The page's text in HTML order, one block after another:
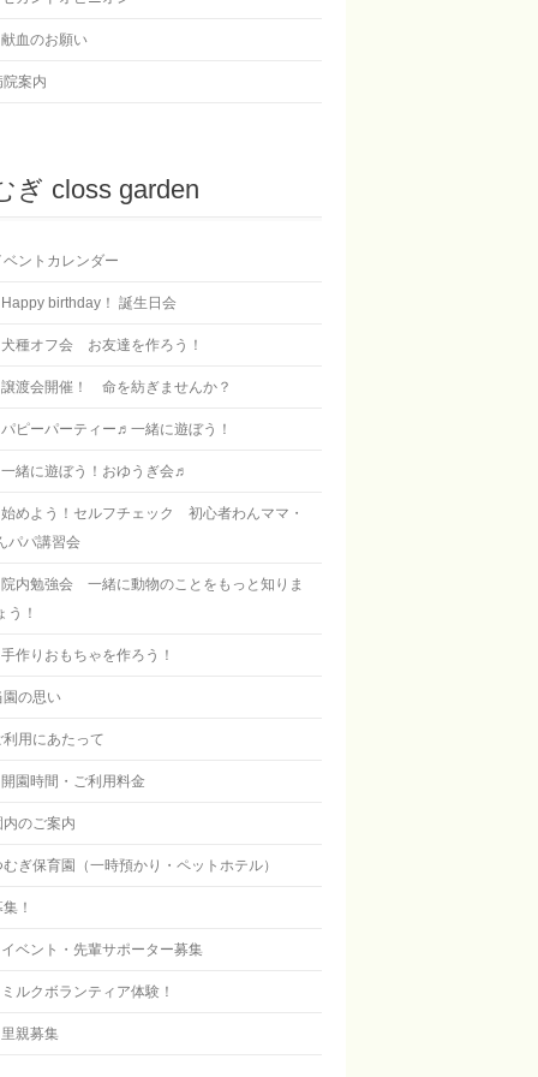
献血のお願い
院案内
ぎ closs garden
ベントカレンダー
Happy birthday！ 誕生日会
犬種オフ会 お友達を作ろう！
譲渡会開催！ 命を紡ぎませんか？
パピーパーティー♬一緒に遊ぼう！
一緒に遊ぼう！おゆうぎ会♬
始めよう！セルフチェック 初心者わんママ・
パパ講習会
院内勉強会 一緒に動物のことをもっと知りま
う！
手作りおもちゃを作ろう！
園の思い
利用にあたって
開園時間・ご利用料金
内のご案内
むぎ保育園（一時預かり・ペットホテル）
！
イベント・先輩サポーター募集
ミルクボランティア体験！
里親募集